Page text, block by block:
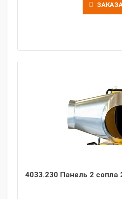
4033.230 Панель 2 сопла